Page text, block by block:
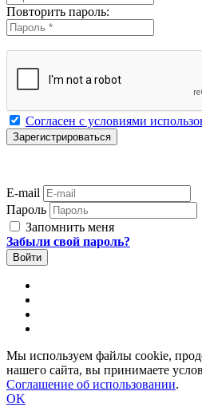
Повторить пароль:
Согласен с условиями
E-mail
Пароль
Запомнить меня
Забыли свой пароль?
Мы используем файлы cookie,
нашего сайта, вы принимаете
Соглашение об использовании.
OK